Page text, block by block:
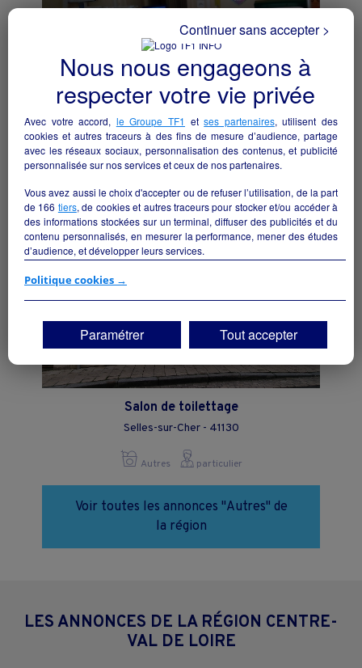
Les Aix-d'Angillon - 18220
Autres particulier
Salon de toilettage
Selles-sur-Cher - 41130
Autres particulier
Voir toutes les annonces "Autres" de
la région
LES ANNONCES DE LA RÉGION CENTRE-
VAL DE LOIRE
Nous nous engageons à
respecter votre vie privée
Avec votre accord, le Groupe TF1 etses partenaires, utilisent des
cookies et autres traceurs à des fins de mesure d’audience, partage
avec les réseaux sociaux, personnalisation des contenus, et publicité
personnalisée sur nos services et ceux de nos partenaires.
Vous avez aussi le choix d'accepter ou de refuser l’utilisation, de la part
de 166 tiers, de cookies et autres traceurs pour stocker et/ou accéder à
des informations stockées sur un terminal, diffuser des publicités et du
contenu personnalisés, en mesurer la performance, mener des études
d’audience, et développer leurs services.
Si vous continuez sans accepter, les fonctionnalités liées à la
vos centres d'intérêt. Seuls lescookies/traceurs techniquesseront
déposés et lus sur votre terminal.
Vous pouvez exprimer vos choix en cliquant sur "Tout accepter",
"Continuer sans accepter" ou "Paramétrer", et les modifier à tout
moment en cliquant sur le lien "Paramétrez vos choix" situé en bas de
Politique cookies →
Paramétrer
Continuer sans accepter >
Tout accepter